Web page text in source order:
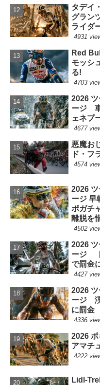
タデイ
グラン
ライダ
4931
Red
モッシ
る!
4703
2026
ージ
ェネプ
4677
悪魔お
ド・フ
4574
2026
ージ 早
ポガチ
離脱を
4502
2026
ージ
で罰金
4427
2026
ージ
に罰金
4336
2026
アマチ
4222
Lidl-